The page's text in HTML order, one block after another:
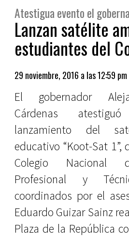
Atestigua evento el
Lanzan satélite
estudiantes del
29 noviembre, 2016 a las 12:59 pm
El gobernador
Cárdenas
lanzamiento del
educativo “Koot-Sat 1”,
Colegio Nacional
Profesional y
coordinados por el
Eduardo Guizar Sainz
Plaza de la República